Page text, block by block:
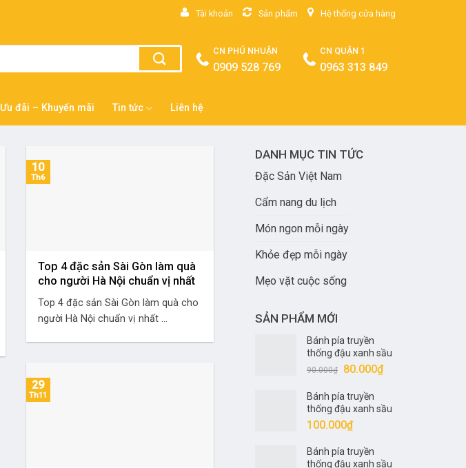
Tài khoản Sản phẩm Hệ thống cửa hàng
CN PHÚ NHUẬN
0909 528 769
CN QUẬN 1
0963 313 849
Ưu đãi – Khuyến mãi Tin tức Liên hệ
Top 4 đặc sản Sài Gòn làm quà
cho người Hà Nội chuẩn vị nhất
Top 4 đặc sản Sài Gòn làm quà cho
người Hà Nội chuẩn vị nhất ...
10
Th6
29
Th11
DANH MỤC TIN TỨC
Đặc Sản Việt Nam
Cẩm nang du lịch
Món ngon mỗi ngày
Khỏe đẹp mỗi ngày
Mẹo vặt cuộc sống
SẢN PHẨM MỚI
Bánh pía truyền
thống đậu xanh sầu
riêng nửa trứng 1
sao Tân Huê Viên
320gr
90.000₫
Giá
là:
90.000₫.
80.000₫Giá
là:
Bánh pía truyền
thống đậu xanh sầu
riêng 1 trứng 2 sao
Tân Huê Viên 400gr
100.000₫
Bánh pía truyền
thống đậu xanh sầu